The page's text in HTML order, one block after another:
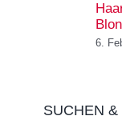
6.
SUCHEN &